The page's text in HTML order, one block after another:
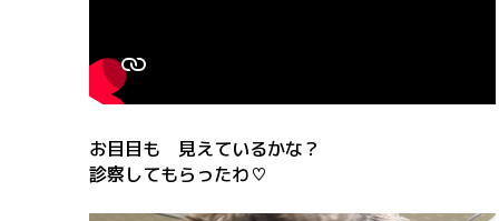
お目目も 見えているかな？
診察してもらったわ♡